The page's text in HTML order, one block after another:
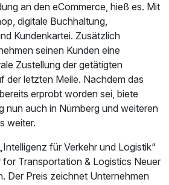
an den eCommerce, hieß es. Mit
digitale Buchhaltung,
Kundenkartei. Zusätzlich
seinen Kunden eine
Zustellung der getätigten
der letzten Meile. Nachdem das
erprobt worden sei, biete
nun auch in Nürnberg und weiteren
weiter.
für Verkehr und Logistik“
Transportation & Logistics Neuer
Der Preis zeichnet Unternehmen